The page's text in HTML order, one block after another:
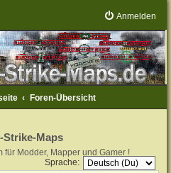
Anmelden
Foren-Übersicht
Strike-Maps
für Modder, Mapper und Gamer !
Sprache: